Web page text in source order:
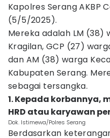
Kapolres Serang AKBP
(5/5/2025).
Mereka adalah LM (38)
Kragilan, GCP (27)
dan AM (38) warga
Kabupaten Serang.
sebagai tersangka.
1. Kepada korbannya,
HRD atau karyawan
Dok. Istimewa/Polres Serang
Berdasarkan